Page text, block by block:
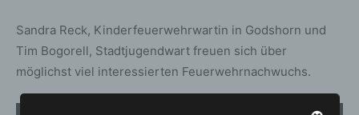
Sandra Reck, Kinderfeuerwehrwartin in Godshorn und
Tim Bogorell, Stadtjugendwart freuen sich über
möglichst viel interessierten Feuerwehrnachwuchs.